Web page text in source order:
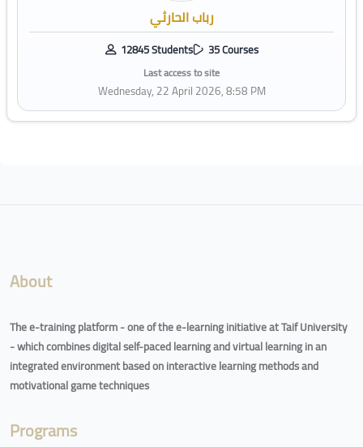
رباب الحارثي
12845 Students 35 Courses
Last access to site
Wednesday, 22 April 2026, 8:58 PM
About
The e-training platform - one of the e-learning initiative at Taif University
- which combines digital self-paced learning and virtual learning in an
integrated environment based on interactive learning methods and
motivational game techniques
Programs